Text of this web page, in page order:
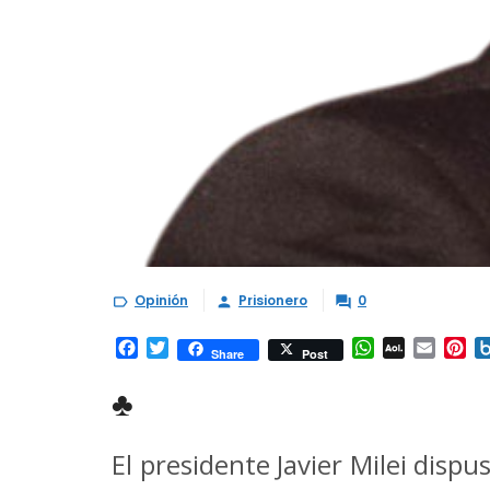
 Opinión  Prisionero  0
Facebook
TwitterShare Post WhatsApp
AOL Email
♣
El presidente Javier Milei